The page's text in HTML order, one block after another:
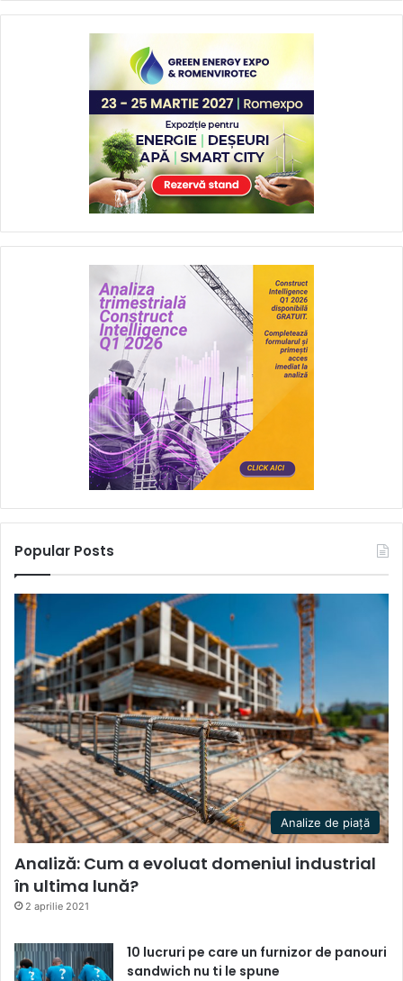
Popular Posts
Analize de piață
Analiză: Cum a evoluat domeniul industrial
în ultima lună?
2 aprilie 2021
10 lucruri pe care un furnizor de panouri
sandwich nu ti le spune